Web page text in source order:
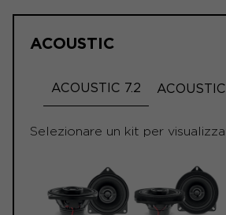
ACOUSTIC
ACOUSTIC 7.2
Selezionare un kit per